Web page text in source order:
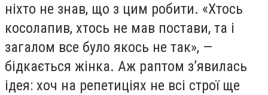
ніхто не знав, що з цим робити. «Хтось
косолапив, хтось не мав постави, та і
загалом все було якось не так», —
бідкається жінка. Аж раптом зʼявилась
ідея: хоч на репетиціях не всі строї ще